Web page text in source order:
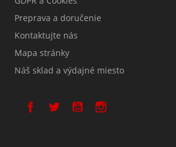
Preprava a doručenie
Kontaktujte nás
Mapa stránky
Náš sklad a výdajné miesto